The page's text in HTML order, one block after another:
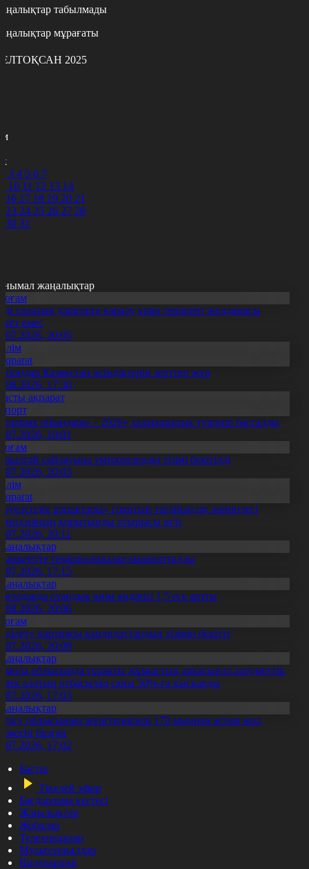
табылмады
мұрағаты
2025
3 4 5 6 7
10 11 12 13 14
16 17 18 19 20 21
23 24 25 26 27 28
30 31
жаңалықтар
салалық дәрігерге қаралу үшін терапевт жолдамасы
емес
20:05
Қазақстан өсімдіктерін зерттеп жүр
17:30
ақпарат
ойындары – 2026» халықаралық турнирі басталды
10:01
сайлауына үміткерлердің тізімі бекітілді
20:03
ұрпақтары» грантын тағайындау жөніндегі
қорытынды отырысы өтті
20:11
теміржолшылар марапатталды
17:15
отандық өнім өндірісі 1,5 есе артты
20:06
партиясы кандидаттардың тізімін бекітті
20:08
облысында тұрақты жұмыстың арқасында әлеуметтік
алатын отбасылар саны 50%-ға қысқарды
17:03
облысының жүргізушілері 170 мыңнан астам жол
бұзған
17:02
Басты
Тікелей эфир
Бағдарлама кестесі
Жаңалықтар
Жобалар
Телехикаялар
Мультсериалдар
Видеоархив